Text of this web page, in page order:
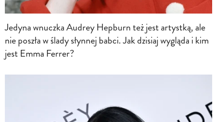
Jedyna wnuczka Audrey Hepburn też jest artystką, ale
nie poszła w ślady słynnej babci. Jak dzisiaj wygląda i kim
jest Emma Ferrer?